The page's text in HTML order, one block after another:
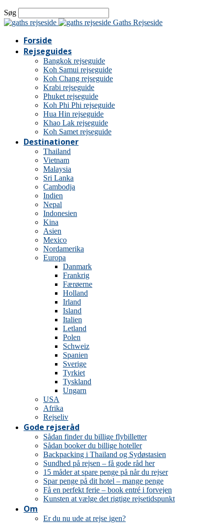
Søg
Gaths Rejseside
Forside
Rejseguides
Bangkok rejseguide
Koh Samui rejseguide
Koh Chang rejseguide
Krabi rejseguide
Phuket rejseguide
Koh Phi Phi rejseguide
Hua Hin rejseguide
Khao Lak rejseguide
Koh Samet rejseguide
Destinationer
Thailand
Vietnam
Malaysia
Sri Lanka
Cambodja
Indien
Nepal
Indonesien
Kina
Asien
Mexico
Nordamerika
Europa
Danmark
Frankrig
Færøerne
Holland
Irland
Island
Italien
Letland
Polen
Schweiz
Spanien
Sverige
Tyrkiet
Tyskland
Ungarn
USA
Afrika
Rejseliv
Gode rejseråd
Sådan finder du billige flybilletter
Sådan booker du billige hoteller
Backpacking i Thailand og Sydøstasien
Sundhed på rejsen – få gode råd her
15 måder at spare penge på når du rejser
Spar penge på dit hotel – mange penge
Få en perfekt ferie – book entré i forvejen
Kunsten at vælge det rigtige rejsetidspunkt
Om
Er du nu ude at rejse igen?